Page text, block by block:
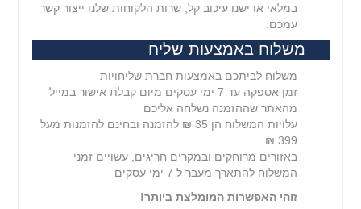
במלאי או ישנו עיכוב קל, שרות הלקוחות שלנו ייצור קשר
עמכם.
משלוח באמצעות שליח
משלוח לביתכם באמצעות חברת שליחויות
זמן אספקה עד 7 ימי עסקים מיום קבלת אישור במייל
מהאתר שההזמנה נשלחה אליכם
עלויות המשלוח הן 35 ₪ להזמנה ובחינם להזמנות מעל
399 ₪
באזורים מרוחקים ובמקרים חריגים, עשויים זמני
המשלוח להתארך מעבר ל 7 ימי עסקים
זוהי האפשרות המומלצת ביותר!